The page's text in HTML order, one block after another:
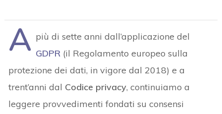
A più di sette anni dall’applicazione del
GDPR (il Regolamento europeo sulla
protezione dei dati, in vigore dal 2018) e a
trent’anni dal Codice privacy, continuiamo a
leggere provvedimenti fondati su consensi